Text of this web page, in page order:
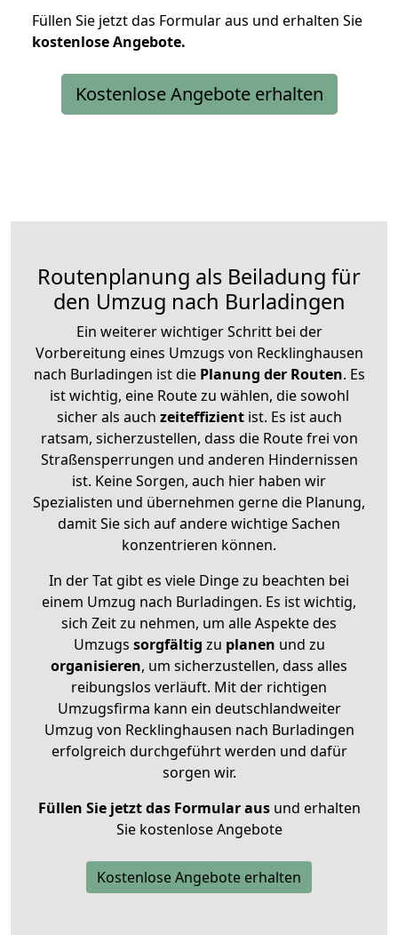
Füllen Sie jetzt das Formular aus und erhalten Sie
kostenloseAngebote.
Kostenlose Angebote erhalten
Routenplanung als Beiladung für
den Umzug nach Burladingen
Ein weiterer wichtiger Schritt bei der
Vorbereitung eines Umzugs von Recklinghausen
nach Burladingen ist diePlanung der Routen. Es
ist wichtig, eine Route zu wählen, die sowohl
sicher als auch zeiteffizientist. Es ist auch
ratsam, sicherzustellen, dass die Route frei von
Straßensperrungen und anderen Hindernissen
ist. Keine Sorgen, auch hier haben wir
Spezialisten und übernehmen gerne die Planung,
damit Sie sich auf andere wichtige Sachen
konzentrieren können.
In der Tat gibt es viele Dinge zu beachten bei
einem Umzug nach Burladingen. Es ist wichtig,
sich Zeit zu nehmen, um alle Aspekte des
Umzugs sorgfältig zu planen und zu
organisieren, um sicherzustellen, dass alles
reibungslos verläuft. Mit der richtigen
Umzugsfirma kann ein deutschlandweiter
Umzug von Recklinghausen nach Burladingen
erfolgreich durchgeführt werden und dafür
sorgen wir.
Füllen Sie jetzt das Formular ausund erhalten
Sie kostenlose Angebote
Kostenlose Angebote erhalten